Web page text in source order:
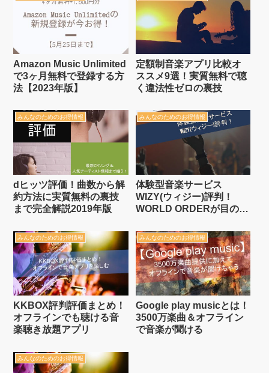
Amazon Music Unlimited
で3ヶ月無料で登録する方
法【2023年版】
定額制音楽アプリ比較オ
ススメ9選！実質無料で聴
く違法性ゼロの裏技
みんなのためのお得情報
dヒッツ評価！曲数から解
約方法に実質無料の裏技
まで完全解説2019年版
みんなのためのお得情報
体験型音楽サービス
WIZY(ウィジー)評判！
WORLD ORDERが目の前
覚体験！
みんなのためのお得情報
KKBOX評判評価まとめ！
オフラインでも聴ける音
楽聴き放題アプリ
みんなのためのお得情報
Google play musicとは！
3500万楽曲＆オフライン
で音楽が聞ける
みんなのためのお得情報